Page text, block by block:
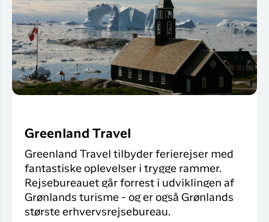
Greenland Travel
Greenland Travel tilbyder ferierejser med
fantastiske oplevelser i trygge rammer.
Rejsebureauet går forrest i udviklingen af
Grønlands turisme - og er også Grønlands
største erhvervsrejsebureau.